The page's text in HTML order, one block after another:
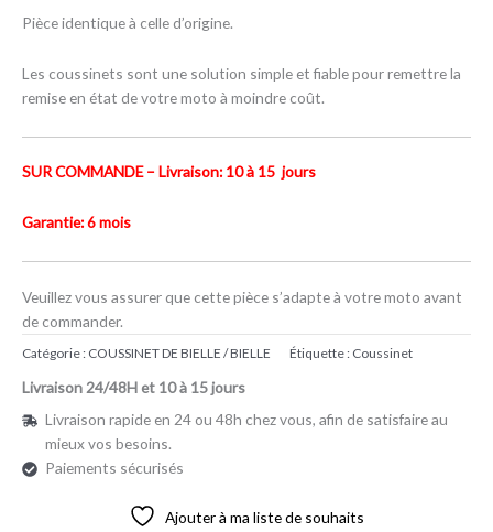
Pièce identique à celle d’origine.
Les coussinets sont une solution simple et fiable pour remettre la
remise en état de votre moto à moindre coût.
SUR COMMANDE – Livraison: 10 à 15 jours
Garantie: 6 mois
Veuillez vous assurer que cette pièce s’adapte à votre moto avant
de commander.
Catégorie : COUSSINET DE BIELLE / BIELLE Étiquette : Coussinet
Livraison 24/48H et 10 à 15 jours
Livraison rapide en 24 ou 48h chez vous, afin de satisfaire au
mieux vos besoins.
Paiements sécurisés
Ajouter à ma liste de souhaits